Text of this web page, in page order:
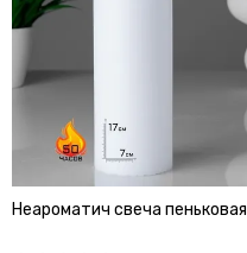
Неароматич свеча пеньковая